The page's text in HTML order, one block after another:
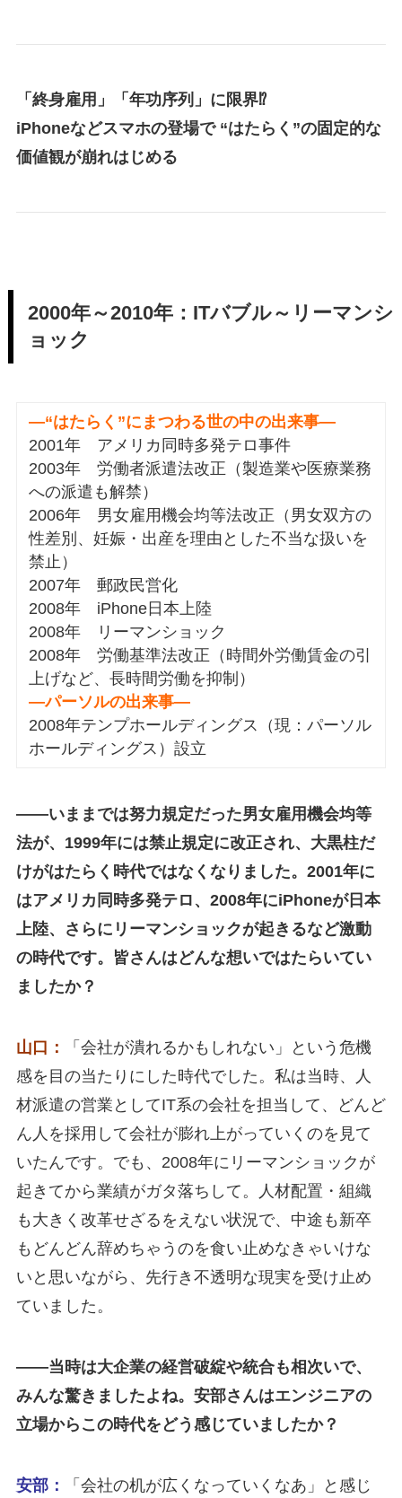
「終身雇用」「年功序列」に限界⁉
iPhoneなどスマホの登場で “はたらく”の固定的な
価値観が崩れはじめる
2000年～2010年：ITバブル～リーマンシ
ョック
―“はたらく”にまつわる世の中の出来事―
2001年 アメリカ同時多発テロ事件
2003年 労働者派遣法改正（製造業や医療業務
への派遣も解禁）
2006年 男女雇用機会均等法改正（男女双方の
性差別、妊娠・出産を理由とした不当な扱いを
禁止）
2007年 郵政民営化
2008年 iPhone日本上陸
2008年 リーマンショック
2008年 労働基準法改正（時間外労働賃金の引
上げなど、長時間労働を抑制）
―パーソルの出来事―
2008年テンプホールディングス（現：パーソル
ホールディングス）設立
――いままでは努力規定だった男女雇用機会均等
法が、1999年には禁止規定に改正され、大黒柱だ
けがはたらく時代ではなくなりました。2001年に
はアメリカ同時多発テロ、2008年にiPhoneが日本
上陸、さらにリーマンショックが起きるなど激動
の時代です。皆さんはどんな想いではたらいてい
ましたか？
山口：
「会社が潰れるかもしれない」という危機
感を目の当たりにした時代でした。私は当時、人
材派遣の営業としてIT系の会社を担当して、どんど
ん人を採用して会社が膨れ上がっていくのを見て
いたんです。でも、2008年にリーマンショックが
起きてから業績がガタ落ちして。人材配置・組織
も大きく改革せざるをえない状況で、中途も新卒
もどんどん辞めちゃうのを食い止めなきゃいけな
いと思いながら、先行き不透明な現実を受け止め
ていました。
――当時は大企業の経営破綻や統合も相次いで、
みんな驚きましたよね。安部さんはエンジニアの
立場からこの時代をどう感じていましたか？
安部： 「会社の机が広くなっていくなあ」と感じ